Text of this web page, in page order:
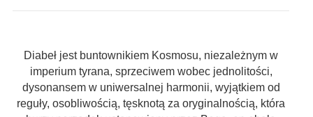
Diabeł jest buntownikiem Kosmosu, niezależnym w
imperium tyrana, sprzeciwem wobec jednolitości,
dysonansem w uniwersalnej harmonii, wyjątkiem od
reguły, osobliwością, tęsknotą za oryginalnością, która